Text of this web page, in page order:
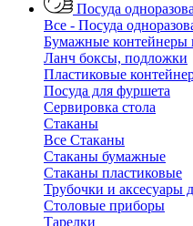
Посуда
Все - Посуда
Бумажные контейнеры
Ланч боксы, подложки
Пластиковые
Посуда для фуршета
Сервировка стола
Стаканы
Все Стаканы
Стаканы бумажные
Стаканы пластиковые
Трубочки и аксесуары
Столовые приборы
Тарелки